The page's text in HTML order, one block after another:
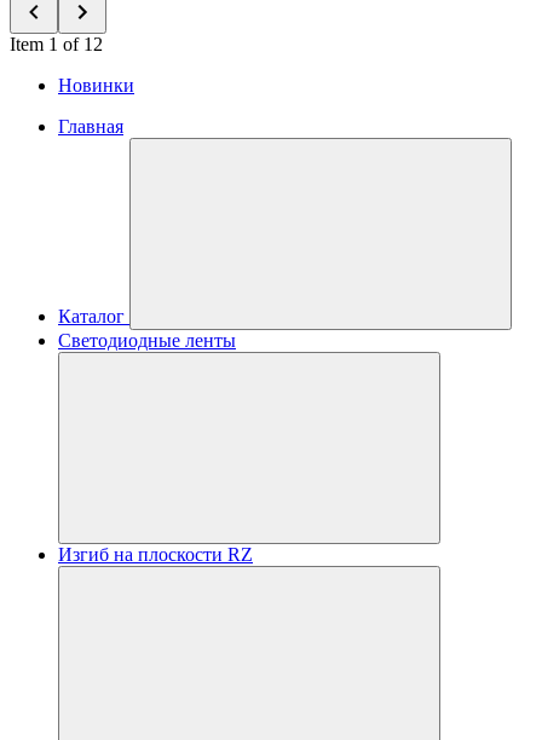
Item 1 of 12
Новинки
Главная
Каталог
Светодиодные ленты
Изгиб на плоскости RZ